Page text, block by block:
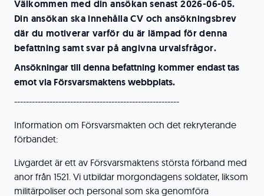
Välkommen med din ansökan senast 2026-06-05.
Din ansökan ska innehålla CV och ansökningsbrev
där du motiverar varför du är lämpad för denna
befattning samt svar på angivna urvalsfrågor.
Ansökningar till denna befattning kommer endast tas
emot via Försvarsmaktens webbplats.
--------------------------------------------------------
Information om Försvarsmakten och det rekryterande
förbandet:
Livgardet är ett av Försvarsmaktens största förband med
anor från 1521. Vi utbildar morgondagens soldater, liksom
militärpoliser och personal som ska genomföra